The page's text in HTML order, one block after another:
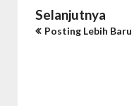
Selanjutnya
Posting Lebih Baru